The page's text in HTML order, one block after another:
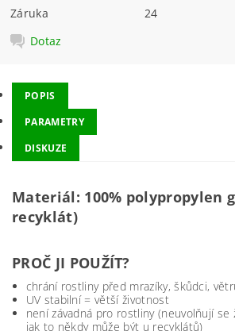
Záruka
24
Dotaz
POPIS
PARAMETRY
DISKUZE
Materiál: 100% polypropylen
recyklát)
PROČ JI POUŽÍT?
chrání rostliny před mrazíky, škůdci,
UV stabilní = větší životnost
není závadná pro rostliny (neuvolňují se
jak to někdy může být u recyklátů)